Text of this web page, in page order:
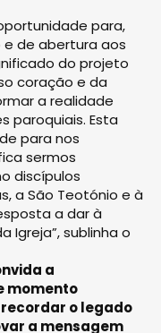
para,
e de abertura aos
do projeto
coração e da
a realidade
paroquiais. Esta
para nos
sermos
discípulos
a São Teotónio e à
a dar à
Igreja”, sublinha o
a
momento
o legado
a mensagem